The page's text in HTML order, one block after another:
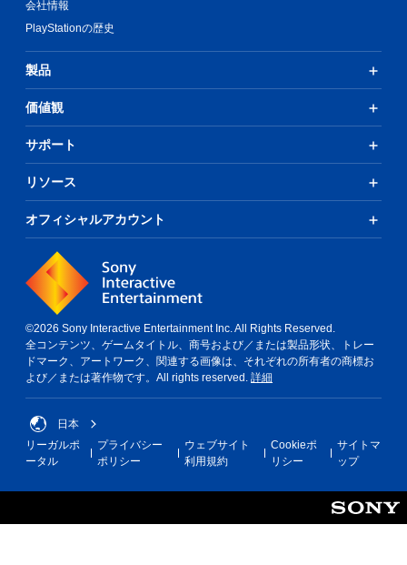
会社情報
PlayStationの歴史
製品
価値観
サポート
リソース
オフィシャルアカウント
©2026 Sony Interactive Entertainment Inc. All Rights Reserved.
全コンテンツ、ゲームタイトル、商号および／または製品形状、トレー
ドマーク、アートワーク、関連する画像は、それぞれの所有者の商標お
よび／または著作物です。All rights reserved. 詳細
日本
リーガルポ
ータル
プライバシー
ポリシー
ウェブサイト
利用規約
Cookieポ
リシー
サイトマ
ップ